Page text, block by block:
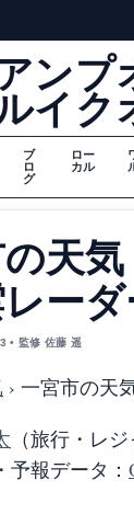
ンプ
イク
ブ
ロ
グ
ロー
カル
天気
レーダ
• 監修 佐藤 遥
› 一宮市の天
（旅行・レジ
・ 予報データ：